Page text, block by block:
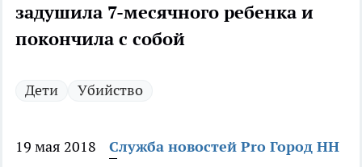
задушила 7-месячного ребенка и
покончила с собой
Дети Убийство
19 мая 2018
Служба новостей Pro Город НН